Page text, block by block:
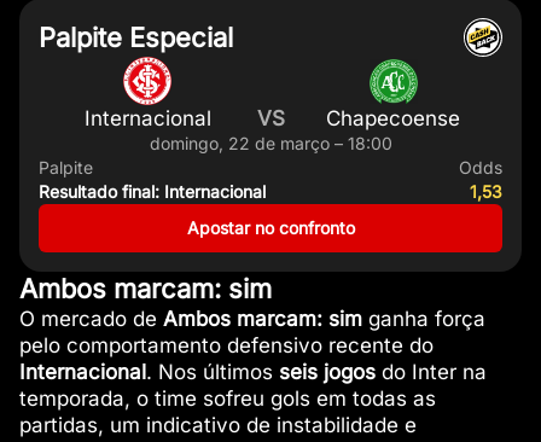
Palpite Especial
Internacional VS Chapecoense
domingo, 22 de março – 18:00
Palpite
Resultado final: Internacional
Odds
1,53
Apostar no confronto
Ambos marcam: sim
O mercado de Ambos marcam: simganha força
pelo comportamento defensivo recente do
Internacional . Nos últimos seis jogosdo Inter na
temporada, o time sofreu gols em todas as
partidas, um indicativo de instabilidade e